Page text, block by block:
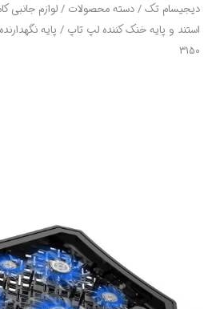
دیجیسام تک/دسته محصولات /لوازم جانبی
استند و پایه خنک کننده لپ تاپ
3150